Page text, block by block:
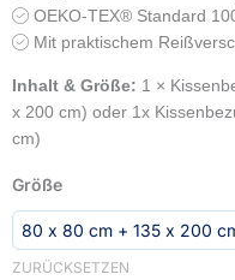
OEKO‑TEX® Standard
Mit praktischem
Inhalt & Größe: 1 ×
x 200 cm) oder 1x
cm)
Größe
ZURÜCKSETZEN